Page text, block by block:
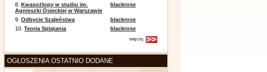
8.Kwasożłopy w studiu im.
Agnieszki Osieckiej w Warszawie
blackrose
9.Odbycie Szaleństwa
blackrose
10.Teoria Splątania blackrose
więcej
OGŁOSZENIA OSTATNIO DODANE